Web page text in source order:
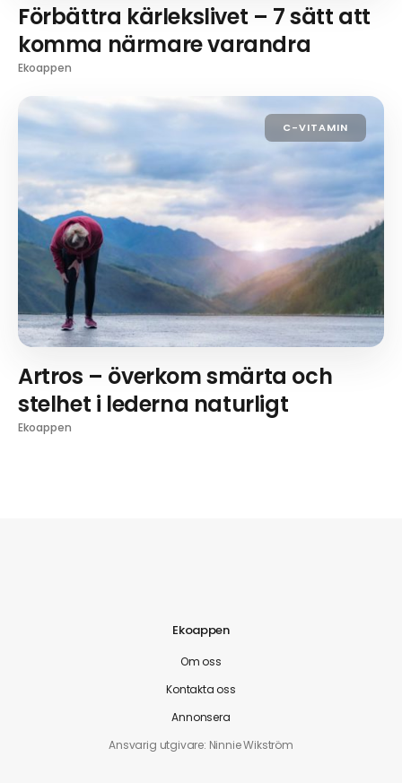
Förbättra kärlekslivet – 7 sätt att
komma närmare varandra
Ekoappen
C-VITAMIN
Artros – överkom smärta och
stelhet i lederna naturligt
Ekoappen
Ekoappen
Om oss
Kontakta oss
Annonsera
Ansvarig utgivare: Ninnie Wikström